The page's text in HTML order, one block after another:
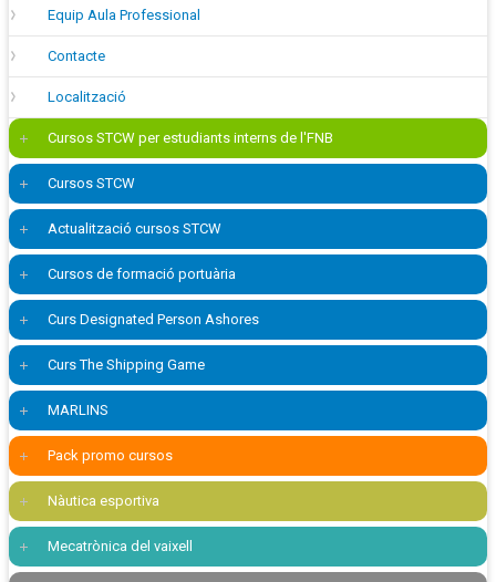
Equip Aula Professional
Contacte
Localització
Cursos STCW per estudiants interns de l'FNB
Cursos STCW
Actualització cursos STCW
Cursos de formació portuària
Curs Designated Person Ashores
Curs The Shipping Game
MARLINS
Pack promo cursos
Nàutica esportiva
Mecatrònica del vaixell